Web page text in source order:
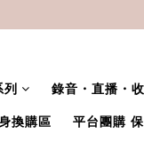
列
錄音・直播・
換購區 平台團購